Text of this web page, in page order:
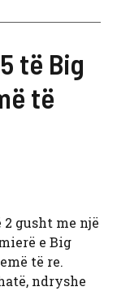
të Big
të
gusht me një
e Big
të re.
ndryshe